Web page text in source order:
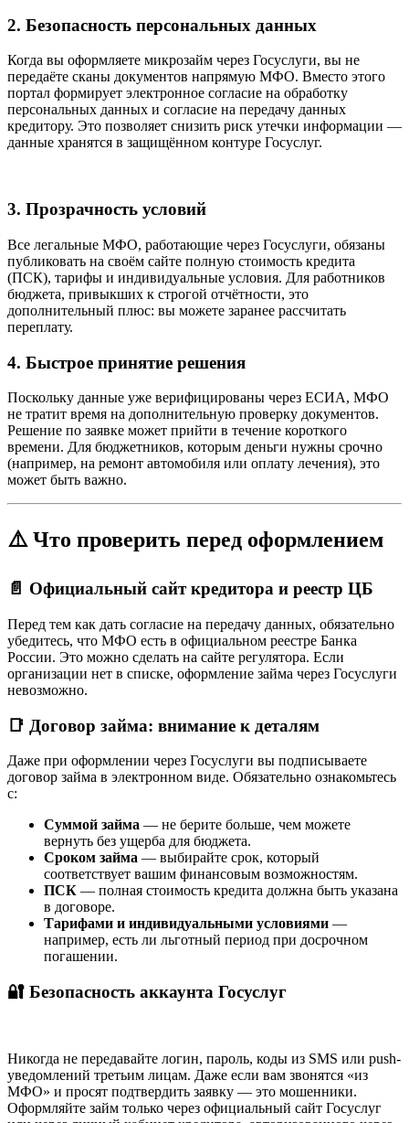
2. Безопасность персональных данных
Когда вы оформляете микрозайм через Госуслуги, вы не
передаёте сканы документов напрямую МФО. Вместо этого
портал формирует электронное согласие на обработку
персональных данных и согласие на передачу данных
кредитору. Это позволяет снизить риск утечки информации —
данные хранятся в защищённом контуре Госуслуг.
3. Прозрачность условий
Все легальные МФО, работающие через Госуслуги, обязаны
публиковать на своём сайте полную стоимость кредита
(ПСК), тарифы и индивидуальные условия. Для работников
бюджета, привыкших к строгой отчётности, это
дополнительный плюс: вы можете заранее рассчитать
переплату.
4. Быстрое принятие решения
Поскольку данные уже верифицированы через ЕСИА, МФО
не тратит время на дополнительную проверку документов.
Решение по заявке может прийти в течение короткого
времени. Для бюджетников, которым деньги нужны срочно
(например, на ремонт автомобиля или оплату лечения), это
может быть важно.
⚠️ Что проверить перед оформлением
📄 Официальный сайт кредитора и реестр ЦБ
Перед тем как дать согласие на передачу данных, обязательно
убедитесь, что МФО есть в официальном реестре Банка
России. Это можно сделать на сайте регулятора. Если
организации нет в списке, оформление займа через Госуслуги
невозможно.
📑 Договор займа: внимание к деталям
Даже при оформлении через Госуслуги вы подписываете
договор займа в электронном виде. Обязательно ознакомьтесь
с:
Суммой займа — не берите больше, чем можете
вернуть без ущерба для бюджета.
Сроком займа — выбирайте срок, который
соответствует вашим финансовым возможностям.
ПСК — полная стоимость кредита должна быть указана
в договоре.
Тарифами и индивидуальными условиями —
например, есть ли льготный период при досрочном
погашении.
🔐 Безопасность аккаунта Госуслуг
Никогда не передавайте логин, пароль, коды из SMS или push-
уведомлений третьим лицам. Даже если вам звонятся «из
МФО» и просят подтвердить заявку — это мошенники.
Оформляйте займ только через официальный сайт Госуслуг